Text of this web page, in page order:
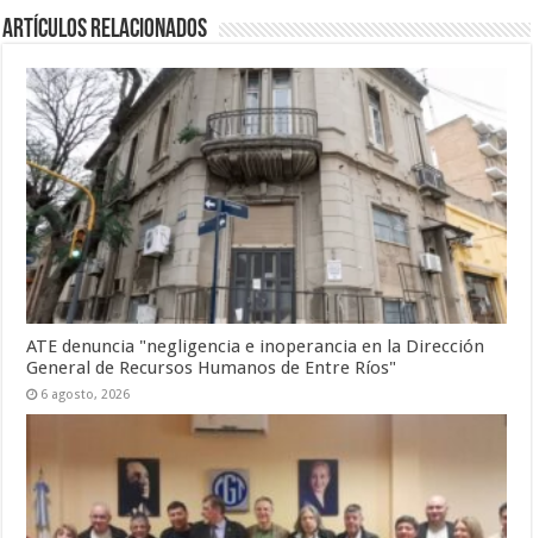
Artículos Relacionados
ATE denuncia "negligencia e inoperancia en la Dirección
General de Recursos Humanos de Entre Ríos"
6 agosto, 2026